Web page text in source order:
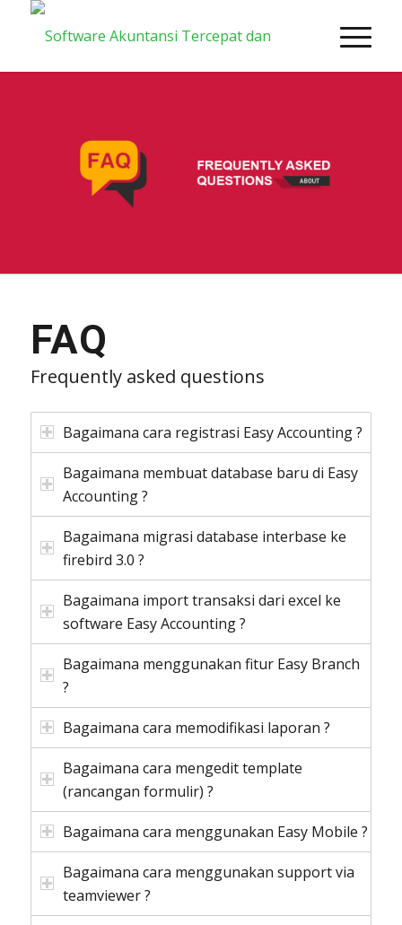
FAQ
Frequently asked questions
Bagaimana cara registrasi Easy Accounting ?
Bagaimana membuat database baru di Easy
Accounting ?
Bagaimana migrasi database interbase ke
firebird 3.0 ?
Bagaimana import transaksi dari excel ke
software Easy Accounting ?
Bagaimana menggunakan fitur Easy Branch
?
Bagaimana cara memodifikasi laporan ?
Bagaimana cara mengedit template
(rancangan formulir) ?
Bagaimana cara menggunakan Easy Mobile ?
Bagaimana cara menggunakan support via
teamviewer ?